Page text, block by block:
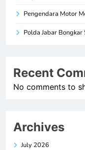
Pengendara Motor
Polda Jabar
Recent
No comments to
Archives
July 2026